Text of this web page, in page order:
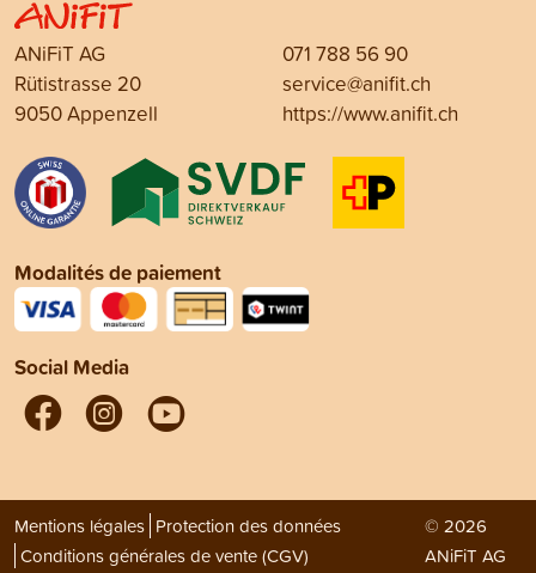
ANiFiT AG
Rütistrasse 20
9050 Appenzell
071 788 56 90
service@anifit.ch
https://www.anifit.ch
Modalités de paiement
Social Media
Mentions légales Protection des données
Conditions générales de vente (CGV)
© 2026
ANiFiT AG